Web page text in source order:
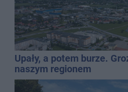
Upały, a potem burze.
naszym regionem